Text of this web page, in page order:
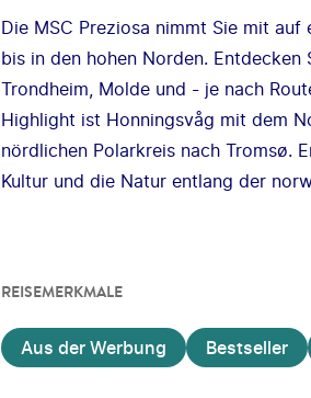
Die MSC Preziosa nimmt Sie mit
bis in den hohen Norden. Entdecken
Trondheim, Molde und - je nach
Highlight ist Honningsvåg mit dem
nördlichen Polarkreis nach Tromsø.
Kultur und die Natur entlang der
REISEMERKMALE
Aus der Werbung Bestseller